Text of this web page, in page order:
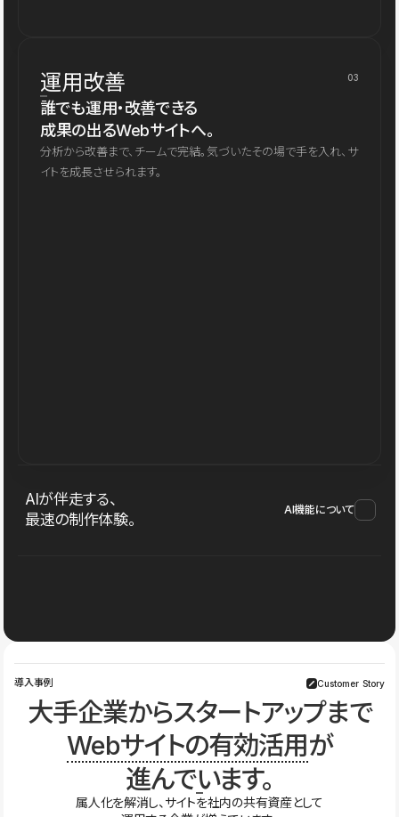
運用改善 03
誰でも運用・改善できる
成果の出るWebサイトへ。
分析から改善まで、チームで完結。気づいたその場で手を入れ、サ
イトを成長させられます。
AIが伴走する、
最速の制作体験。
AI機能について
導入事例 Customer Story
大手企業からスタートアップまで
Webサイトの有効活用が
進んでいます。
属人化を解消し、サイトを社内の共有資産として